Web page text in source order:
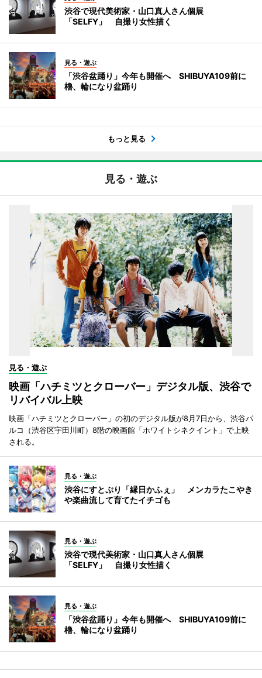
渋谷で現代美術家・山口真人さん個展
「SELFY」 自撮り女性描く
見る・遊ぶ
「渋谷盆踊り」今年も開催へ SHIBUYA109前に
櫓、輪になり盆踊り
もっと見る
見る・遊ぶ
見る・遊ぶ
映画「ハチミツとクローバー」デジタル版、渋谷で
リバイバル上映
映画「ハチミツとクローバー」の初のデジタル版が8月7日から、渋谷パ
ルコ（渋谷区宇田川町）8階の映画館「ホワイトシネクイント」で上映
される。
見る・遊ぶ
渋谷にすとぷり「縁日かふぇ」 メンカラたこやき
や楽曲流して育てたイチゴも
見る・遊ぶ
渋谷で現代美術家・山口真人さん個展
「SELFY」 自撮り女性描く
見る・遊ぶ
「渋谷盆踊り」今年も開催へ SHIBUYA109前に
櫓、輪になり盆踊り